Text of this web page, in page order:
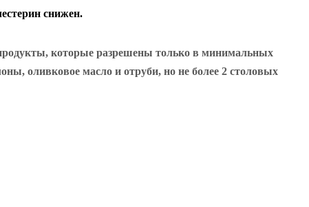
снижен.
которые разрешены только в минимальных
оливковое масло и отруби, но не более 2 столовых